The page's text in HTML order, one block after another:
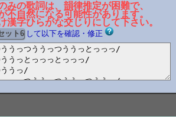
みの歌詞は、韻律推定が困難で、
不自然になる可能性があります。
漢字ひらがな交じりにして下さい。
して以下を確認・修正